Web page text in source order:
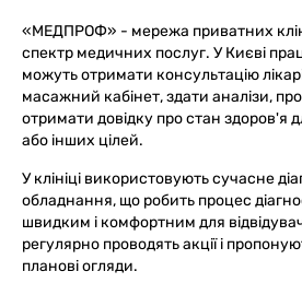
«МЕДПРОФ» - мережа приватних
спектр медичних послуг. У Києві
можуть отримати консультацію
масажний кабінет, здати аналізи,
отримати довідку про стан здоров'я
або інших цілей.
У клініці використовують сучасне
обладнання, що робить процес
швидким і комфортним для
регулярно проводять акції і
планові огляди.